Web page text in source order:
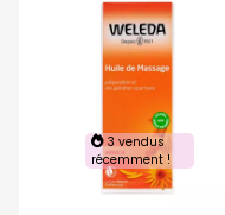
3 vendus
récemment !